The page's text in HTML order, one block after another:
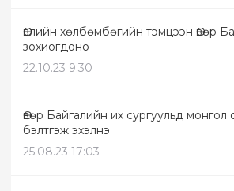
Өвлийн хөлбөмбөгийн тэмцээн Өвөр
зохиогдоно
22.10.23 9:30
Өвөр Байгалийн их сургуульд монгол
бэлтгэж эхэлнэ
25.08.23 17:03